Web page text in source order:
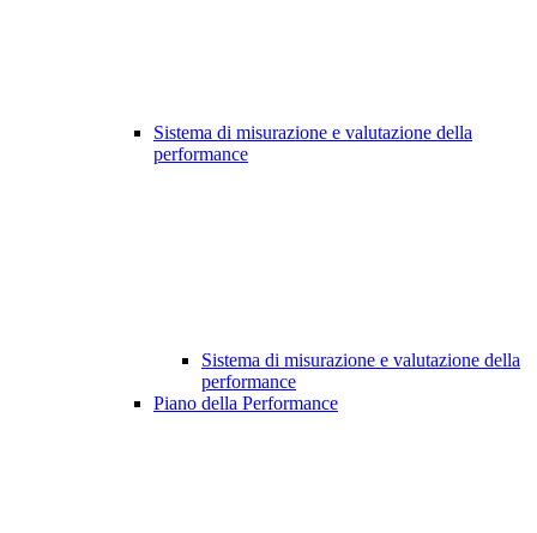
Sistema di misurazione e valutazione della
performance
Sistema di misurazione e valutazione della
performance
Piano della Performance